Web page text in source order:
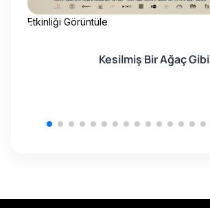
Etkinliği Görüntüle
Kesilmiş Bir Ağaç Gibi